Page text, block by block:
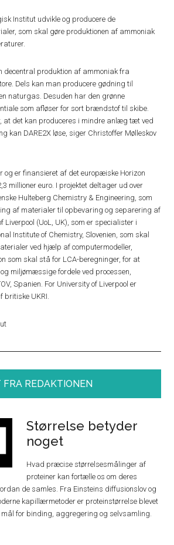
Institut udvikle og producere de
som skal gøre produktionen af ammoniak
decentral produktion af ammoniak fra
Dels kan man producere gødning til
naturgas. Desuden har den grønne
som afløser for sort brændstof til skibe.
at det kan produceres i mindre anlæg tæt ved
kan DARE2X løse, siger Christoffer Mølleskov
og er finansieret af det europæiske Horizon
millioner euro. I projektet deltager ud over
Hulteberg Chemistry & Engineering, som
af materialer til opbevaring og separering af
Liverpool (UoL, UK), som er specialister i
Institute of Chemistry, Slovenien, som skal
ved hjælp af computermodeller,
som skal stå for LCA-beregninger, for at
miljømæssige fordele ved processen,
Spanien. For University of Liverpool er
UKRI.
FRA REDAKTIONEN
Størrelse betyder
noget
Hvad præcise størrelsesmålinger af
proteiner kan fortælle os om deres
de samles. Fra Einsteins diffusionslov og
kapillærmetoder er proteinstørrelse blevet
for binding, aggregering og selvsamling.